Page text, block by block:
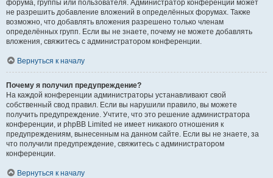
форума, группы или пользователя. Администратор конференции может
не разрешить добавление вложений в определённых форумах. Также
возможно, что добавлять вложения разрешено только членам
определённых групп. Если вы не знаете, почему не можете добавлять
вложения, свяжитесь с администратором конференции.
Вернуться к началу
Почему я получил предупреждение?
На каждой конференции администраторы устанавливают свой
собственный свод правил. Если вы нарушили правило, вы можете
получить предупреждение. Учтите, что это решение администратора
конференции, и phpBB Limited не имеет никакого отношения к
предупреждениям, вынесенным на данном сайте. Если вы не знаете, за
что получили предупреждение, свяжитесь с администратором
конференции.
Вернуться к началу